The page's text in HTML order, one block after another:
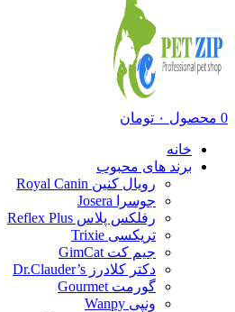
0 محصول ۰ تومان
خانه
برند های محبوب
رویال کنین Royal Canin
جوسرا Josera
رفلکس پلاس Reflex Plus
تریکسی Trixie
جیم کت GimCat
دکتر کلادرز Dr.Clauder’s
گورمت Gourmet
ونپی Wanpy